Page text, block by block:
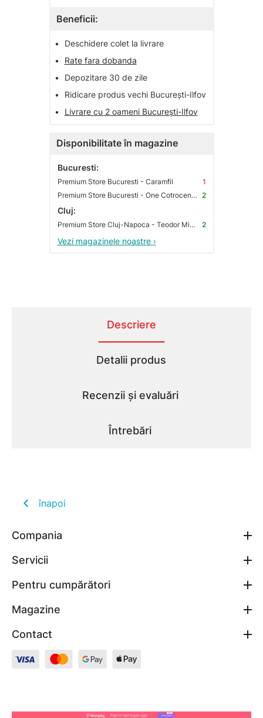
Beneficii:
•
Deschidere colet la livrare
•
Rate fara dobanda
•
Depozitare 30 de zile
•
Ridicare produs vechi București-Ilfov
•
Livrare cu 2 oameni București-Ilfov
Disponibilitate în magazine
Bucuresti:
Premium Store Bucuresti - Caramfil
1
Premium Store Bucuresti - One Cotroceni Park 2
Cluj:
Premium Store Cluj-Napoca - Teodor Mihali 2
Vezi magazinele noastre ›
Descriere
Detalii produs
Recenzii și evaluări
Întrebări
înapoi
Compania
Servicii
Pentru cumpărători
Magazine
Contact